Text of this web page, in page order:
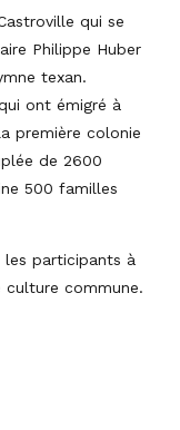
qui se
Philippe Huber
texan.
ont émigré à
première colonie
de 2600
500 familles
participants à
commune.